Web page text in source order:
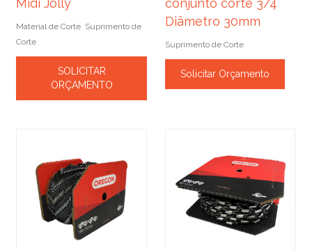
Midi Jolly
Material de Corte Suprimento de
Corte
SOLICITAR
ORÇAMENTO
conjunto corte 3/4
Diâmetro 30mm
Suprimento de Corte
Solicitar Orçamento